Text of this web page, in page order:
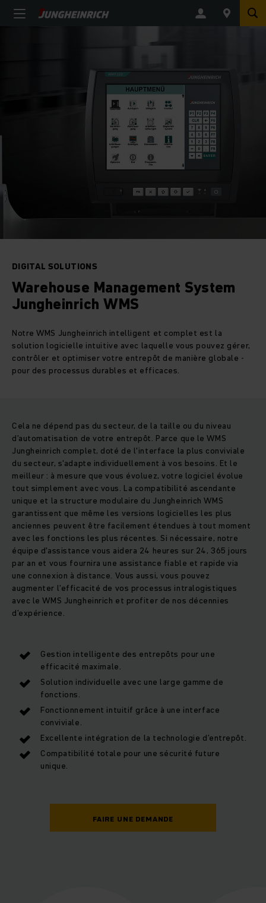
DIGITAL SOLUTIONS
Warehouse Management System
Jungheinrich WMS
Notre WMS Jungheinrich intelligent et complet est la
solution logicielle intuitive avec laquelle vous pouvez gérer,
contrôler et optimiser votre entrepôt de manière globale -
pour des processus durables et efficaces.
Cela ne dépend pas du secteur, de la taille ou du niveau
d’automatisation de votre entrepôt. Parce que le WMS
Jungheinrich complet, doté de l'interface la plus conviviale
du secteur, s'adapte individuellement à vos besoins. Et le
meilleur : à mesure que vous évoluez, votre logiciel évolue
tout simplement avec vous. La compatibilité ascendante
unique et la structure modulaire du Jungheinrich WMS
garantissent que même les versions logicielles les plus
anciennes peuvent être facilement étendues à tout moment
avec les fonctions les plus récentes. Si nécessaire, notre
équipe d'assistance vous aidera 24 heures sur 24, 365 jours
par an et vous fournira une assistance fiable et rapide via
une connexion à distance. Vous aussi, vous pouvez
augmenter l’efficacité de vos processus intralogistiques
avec le WMS Jungheinrich et profiter de nos décennies
d’expérience.
Gestion intelligente des entrepôts pour une
efficacité maximale.
Solution individuelle avec une large gamme de
fonctions.
Fonctionnement intuitif grâce à une interface
conviviale.
Excellente intégration de la technologie d’entrepôt.
Compatibilité totale pour une sécurité future
unique.
FAIRE UNE DEMANDE